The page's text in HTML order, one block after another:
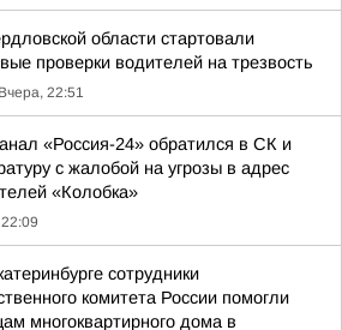
области стартовали
проверки водителей на трезвость
Вчера, 22:51
«Россия-24» обратился в СК и
с жалобой на угрозы в адрес
«Колобка»
сотрудники
комитета России помогли
многоквартирного дома в